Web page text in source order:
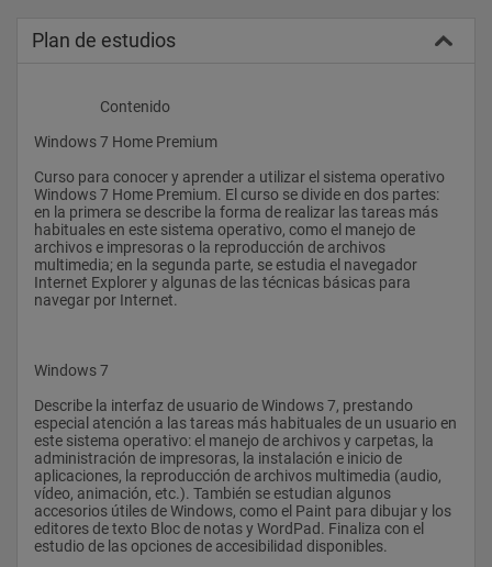
Plan de estudios
                    Contenido
Windows 7 Home Premium
Curso para conocer y aprender a utilizar el sistema operativo
Windows 7 Home Premium. El curso se divide en dos partes:
en la primera se describe la forma de realizar las tareas más
habituales en este sistema operativo, como el manejo de
archivos e impresoras o la reproducción de archivos
multimedia; en la segunda parte, se estudia el navegador
Internet Explorer y algunas de las técnicas básicas para
navegar por Internet.
Windows 7
Describe la interfaz de usuario de Windows 7, prestando
especial atención a las tareas más habituales de un usuario en
este sistema operativo: el manejo de archivos y carpetas, la
administración de impresoras, la instalación e inicio de
aplicaciones, la reproducción de archivos multimedia (audio,
vídeo, animación, etc.). También se estudian algunos
accesorios útiles de Windows, como el Paint para dibujar y los
editores de texto Bloc de notas y WordPad. Finaliza con el
estudio de las opciones de accesibilidad disponibles.